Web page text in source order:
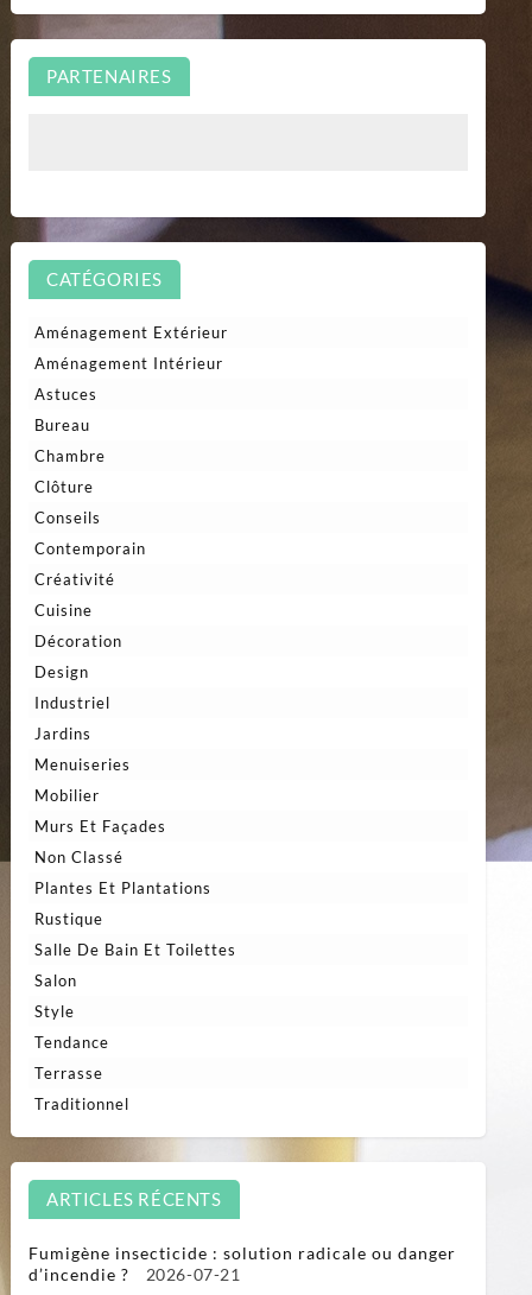
PARTENAIRES
CATÉGORIES
Aménagement Extérieur
Aménagement Intérieur
Astuces
Bureau
Chambre
Clôture
Conseils
Contemporain
Créativité
Cuisine
Décoration
Design
Industriel
Jardins
Menuiseries
Mobilier
Murs Et Façades
Non Classé
Plantes Et Plantations
Rustique
Salle De Bain Et Toilettes
Salon
Style
Tendance
Terrasse
Traditionnel
ARTICLES RÉCENTS
Fumigène insecticide : solution radicale ou danger
d’incendie ?
2026-07-21